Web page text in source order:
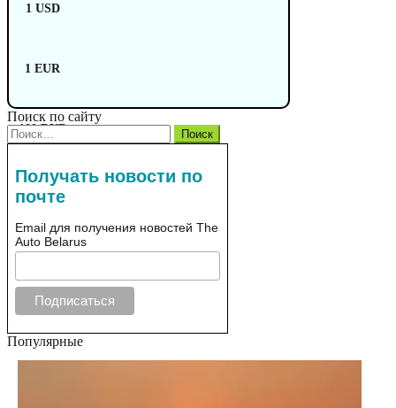
1 USD
1 EUR
100 RUB
Поиск по сайту
Найти:
Получать новости по
почте
Email для получения новостей The
Auto Belarus
Популярные